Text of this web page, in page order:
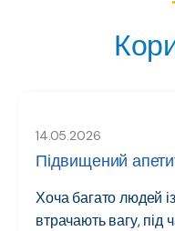
14.05.2026
Підвищений
Хоча багато людей
втрачають вагу, під